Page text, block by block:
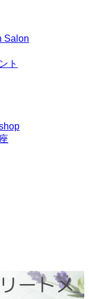
Salon
ト
ートメ